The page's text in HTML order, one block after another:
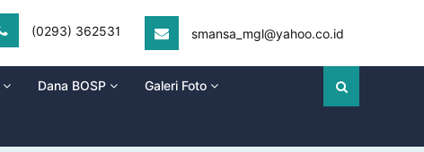
(0293) 362531 smansa_mgl@yahoo.co.id
Dana BOSP Galeri Foto